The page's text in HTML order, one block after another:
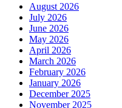
August 2026
July 2026
June 2026
May 2026
April 2026
March 2026
February 2026
January 2026
December 2025
November 2025